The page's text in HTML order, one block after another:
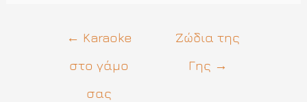
Πλοήγηση
← Karaoke
στο γάμο
σας
Ζώδια της
Γης →